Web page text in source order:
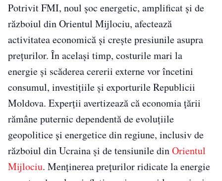
Potrivit FMI, noul șoc energetic, amplificat și de
războiul din Orientul Mijlociu, afectează
activitatea economică și crește presiunile asupra
prețurilor. În același timp, costurile mari la
energie și scăderea cererii externe vor încetini
consumul, investițiile și exporturile Republicii
Moldova. Experții avertizează că economia țării
rămâne puternic dependentă de evoluțiile
geopolitice și energetice din regiune, inclusiv de
războiul din Ucraina și de tensiunile dinOrientul
Mijlociu. Menținerea prețurilor ridicate la energie